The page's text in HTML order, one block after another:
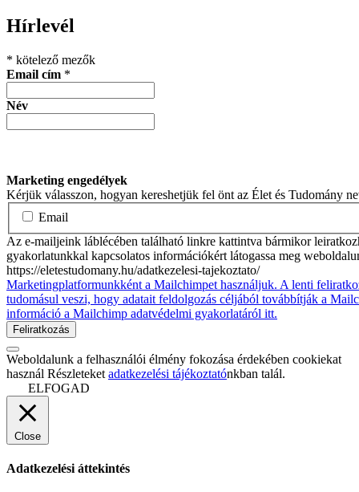
Hírlevél
* kötelező mezők
Email cím *
Név
Marketing engedélyek
Kérjük válasszon, hogyan kereshetjük fel önt az Élet és Tudomány
Email
Az e-mailjeink láblécében található linkre kattintva bármikor
gyakorlatunkkal kapcsolatos információkért látogassa meg
https://eletestudomany.hu/adatkezelesi-tajekoztato/
Marketingplatformunkként a Mailchimpet használjuk. A lenti
tudomásul veszi, hogy adatait feldolgozás céljából továbbítják a
információ a Mailchimp adatvédelmi gyakorlatáról itt.
Weboldalunk a felhasználói élmény fokozása érdekében cookiekat
használ Részleteket adatkezelési tájékoztatónkban talál.
ELFOGAD
Close
Adatkezelési áttekintés